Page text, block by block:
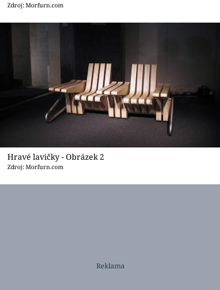
Sledujte nás
Zdroj: Morfurn.com
Hravé lavičky - Obrázek 2
Zdroj: Morfurn.com